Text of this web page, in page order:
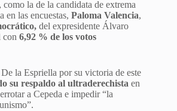
como la de la candidata de extrema
en las encuestas, Paloma Valencia,
del expresidente Álvaro
con 6,92 % de los votos
la Espriella por su victoria de este
su respaldo al ultraderechista en
a Cepeda e impedir “la